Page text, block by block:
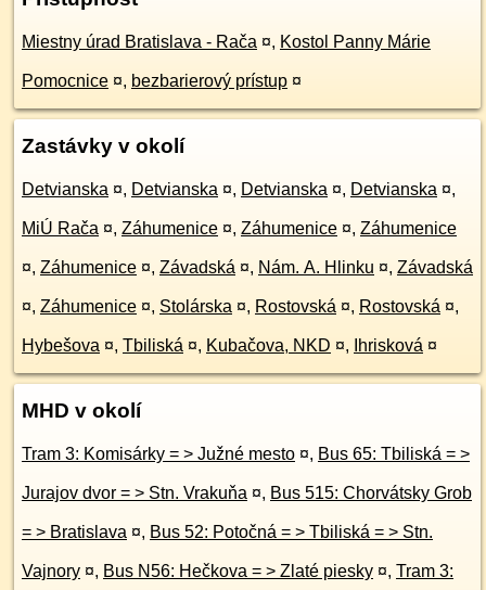
Miestny úrad Bratislava - Rača ¤, Kostol Panny Márie
Pomocnice ¤, bezbarierový prístup ¤
Zastávky v okolí
Detvianska ¤, Detvianska ¤, Detvianska ¤, Detvianska ¤,
MiÚ Rača ¤, Záhumenice ¤, Záhumenice ¤, Záhumenice
¤, Záhumenice ¤, Závadská ¤, Nám. A. Hlinku ¤, Závadská
¤, Záhumenice ¤, Stolárska ¤, Rostovská ¤, Rostovská ¤,
Hybešova ¤, Tbiliská ¤, Kubačova, NKD ¤, Ihrisková ¤
MHD v okolí
Tram 3: Komisárky = > Južné mesto ¤, Bus 65: Tbiliská = >
Jurajov dvor = > Stn. Vrakuňa ¤, Bus 515: Chorvátsky Grob
= > Bratislava ¤, Bus 52: Potočná = > Tbiliská = > Stn.
Vajnory ¤, Bus N56: Hečkova = > Zlaté piesky ¤, Tram 3: